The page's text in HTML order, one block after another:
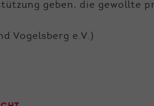
geben, die gewollte
Vogelsberg e.V.)